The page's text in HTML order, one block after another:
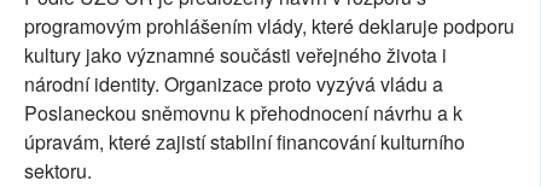
programovým prohlášením vlády, které deklaruje podporu
kultury jako významné součásti veřejného života i
národní identity. Organizace proto vyzývá vládu a
Poslaneckou sněmovnu k přehodnocení návrhu a k
úpravám, které zajistí stabilní financování kulturního
sektoru.